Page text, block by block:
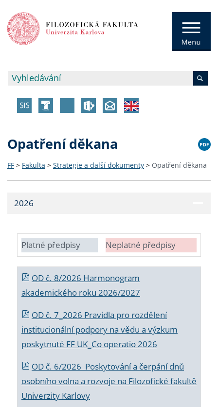
Opatření děkana
FF > Fakulta > Strategie a další dokumenty > Opatření děkana
2026
Platné předpisy Neplatné předpisy
OD č. 8/2026 Harmonogram
akademického roku 2026/2027
OD č. 7_2026 Pravidla pro rozdělení
institucionální podpory na vědu a výzkum
poskytnuté FF UK_Co operatio 2026
OD č. 6/2026 Poskytování a čerpání dnů
osobního volna a rozvoje na Filozofické fakultě
Univerzity Karlovy